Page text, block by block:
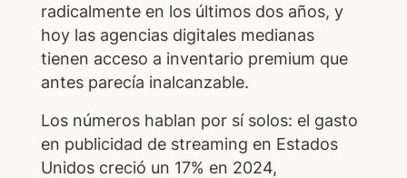
radicalmente en los últimos dos años, y
hoy las agencias digitales medianas
tienen acceso a inventario premium que
antes parecía inalcanzable.
Los números hablan por sí solos: el gasto
en publicidad de streaming en Estados
Unidos creció un 17% en 2024,